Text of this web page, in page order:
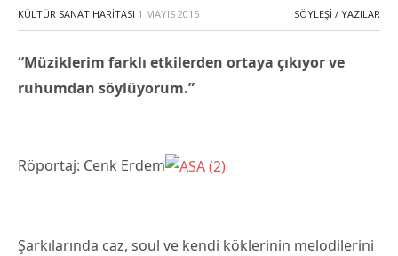
KÜLTÜR SANAT HARITASI 1 MAYIS 2015 SÖYLEŞI / YAZILAR
“Müziklerim farklı etkilerden ortaya çıkıyor ve
ruhumdan söylüyorum.”
Röportaj: Cenk Erdem
Şarkılarında caz, soul ve kendi köklerinin melodilerini